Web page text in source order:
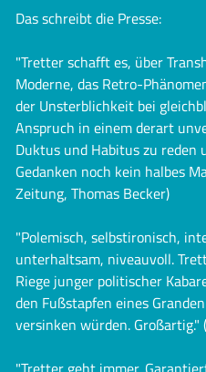
Das schreibt die Presse:
"Tretter schafft es, über
Moderne, das Retro-
der Unsterblichkeit bei
Anspruch in einem derart
Duktus und Habitus zu reden
Gedanken noch kein halbes
Zeitung, Thomas Becker)
"Polemisch, selbstironisch,
unterhaltsam, niveauvoll.
Riege junger politischer
den Fußstapfen eines
versinken würden. Großartig."